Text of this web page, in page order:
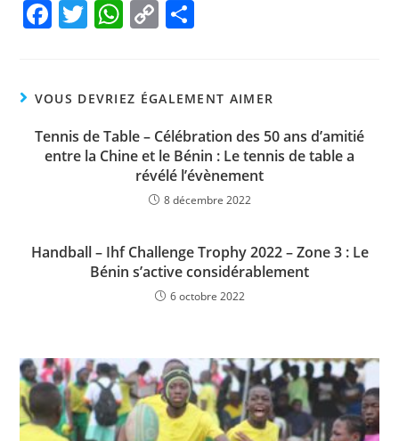
F
e
b
o
T
er
W
s
A
p
p
C
y
Li
n
k
g
er
VOUS DEVRIEZ ÉGALEMENT AIMER
Tennis de Table – Célébration des 50 ans d’amitié
entre la Chine et le Bénin : Le tennis de table a
révélé l’évènement
8 décembre 2022
Handball – Ihf Challenge Trophy 2022 – Zone 3 : Le
Bénin s’active considérablement
6 octobre 2022